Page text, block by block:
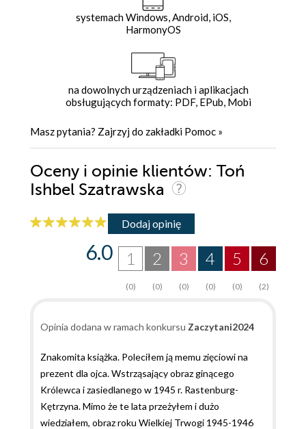
systemach Windows, Android, iOS,
HarmonyOS
na dowolnych urządzeniach i aplikacjach
obsługujących formaty: PDF, EPub, Mobi
Masz pytania? Zajrzyj do zakładki Pomoc »
Oceny i opinie klientów: Toń
Ishbel Szatrawska
Dodaj opinię
6
(2)
5
(0)
4
(0)
3
(0)
2
(0)
1
(0)
6.0
Opinia dodana w ramach konkursu Zaczytani2024
Znakomita książka. Poleciłem ją memu zięciowi na
prezent dla ojca. Wstrząsający obraz ginącego
Królewca i zasiedlanego w 1945 r. Rastenburg-
Kętrzyna. Mimo że te lata przeżyłem i dużo
wiedziałem, obraz roku Wielkiej Trwogi 1945-1946